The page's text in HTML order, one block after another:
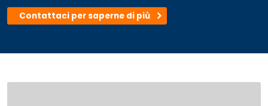
Contattaci per saperne di più